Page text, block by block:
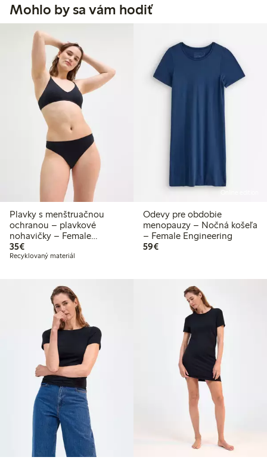
Mohlo by sa vám hodiť
Plavky s menštruačnou
ochranou – plavkové
nohavičky – Female
Engineering
35€35,00 €
Recyklovaný materiál
Online edition
Odevy pre obdobie
menopauzy – Nočná košeľa
– Female Engineering
59€59,00 €